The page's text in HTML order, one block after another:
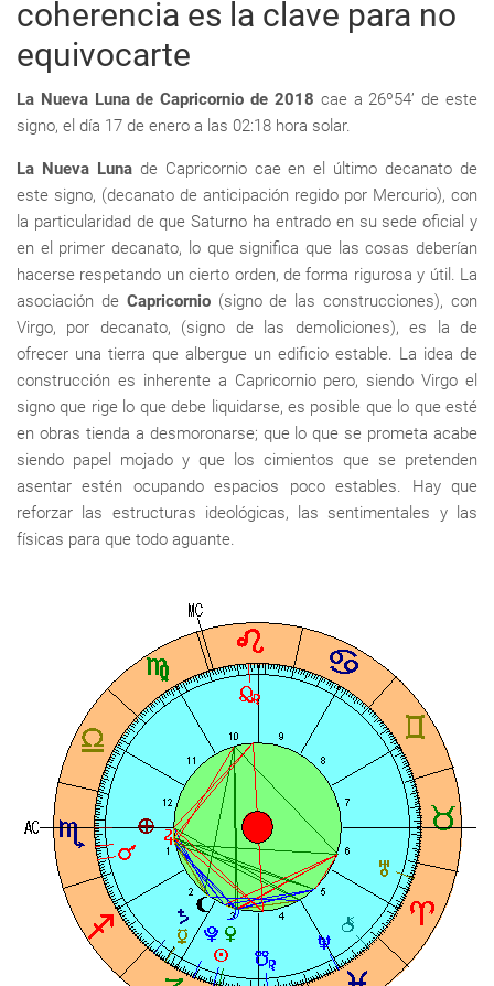
coherencia es la clave para no
equivocarte
La Nueva Luna de Capricornio de 2018 cae a 26º54’ de este
signo, el día 17 de enero a las 02:18 hora solar.
La Nueva Lunade Capricornio cae en el último decanato de
este signo, (decanato de anticipación regido por Mercurio), con
la particularidad de que Saturno ha entrado en su sede oficial y
en el primer decanato, lo que significa que las cosas deberían
hacerse respetando un cierto orden, de forma rigurosa y útil. La
asociación de Capricornio(signo de las construcciones), con
Virgo, por decanato, (signo de las demoliciones), es la de
ofrecer una tierra que albergue un edificio estable. La idea de
construcción es inherente a Capricornio pero, siendo Virgo el
signo que rige lo que debe liquidarse, es posible que lo que esté
en obras tienda a desmoronarse; que lo que se prometa acabe
siendo papel mojado y que los cimientos que se pretenden
asentar estén ocupando espacios poco estables. Hay que
reforzar las estructuras ideológicas, las sentimentales y las
físicas para que todo aguante.